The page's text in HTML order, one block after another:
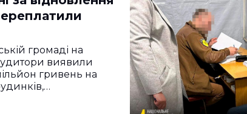
громаді на
виявили
гривень на